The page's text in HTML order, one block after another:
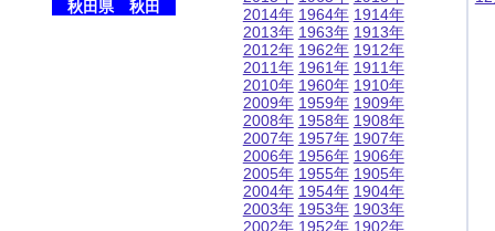
秋田県 秋田
2014年
2013年
2012年
2011年
2010年
2009年
2008年
2007年
2006年
2005年
2004年
2003年
2002年
1964年
1963年
1962年
1961年
1960年
1959年
1958年
1957年
1956年
1955年
1954年
1953年
1952年
1914年
1913年
1912年
1911年
1910年
1909年
1908年
1907年
1906年
1905年
1904年
1903年
1902年